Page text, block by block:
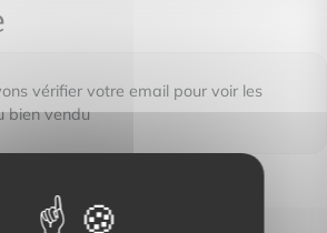
vérifier votre email pour voir les
bien vendu